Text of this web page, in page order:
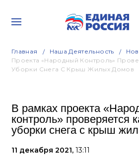
Главная Наша Деятельность
Проекта «Народный Контроль»
Уборки Снега С Крыш Жилых Домов
В рамках проекта
контроль» проверяется
уборки снега с крыш
11 декабря 2021, 13:11